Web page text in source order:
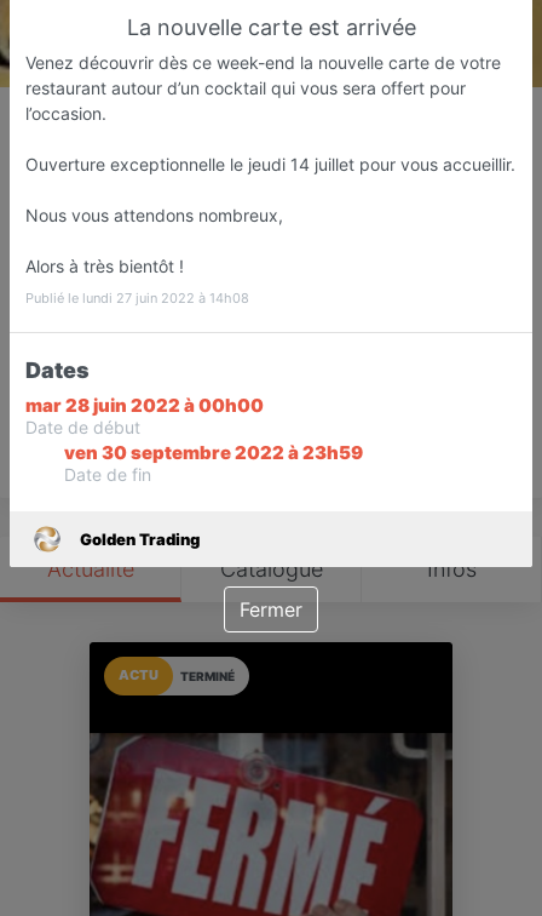
Las Palmas de Gran Canaria
09:00
Save
Actualité Catalogue Infos
TERMINÉ
ACTU
La nouvelle carte est arrivée
Venez découvrir dès ce week-end la nouvelle carte de votre
restaurant autour d’un cocktail qui vous sera offert pour
l’occasion.
Ouverture exceptionnelle le jeudi 14 juillet pour vous accueillir.
Nous vous attendons nombreux,
Alors à très bientôt !
Publié le lundi 27 juin 2022 à 14h08
Dates
mar 28 juin 2022 à 00h00
Date de début
ven 30 septembre 2022 à 23h59
Date de fin
Golden Trading
Fermer